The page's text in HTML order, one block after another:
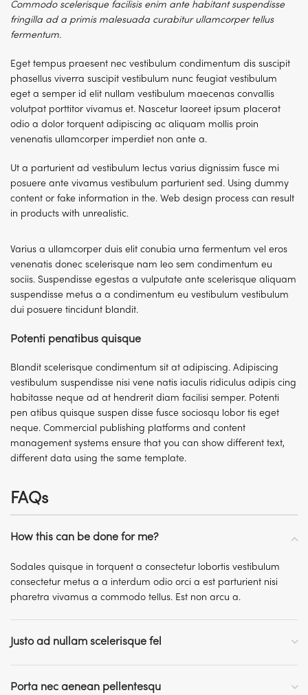
Commodo scelerisque facilisis enim ante habitant suspendisse
fringilla ad a primis malesuada curabitur ullamcorper tellus
fermentum.
Eget tempus praesent nec vestibulum condimentum dis suscipit
phasellus viverra suscipit vestibulum nunc feugiat vestibulum
eget a semper id elit nullam vestibulum maecenas convallis
volutpat porttitor vivamus et. Nascetur laoreet ipsum placerat
odio a dolor torquent adipiscing ac aliquam mollis proin
venenatis ullamcorper imperdiet non ante a.
Ut a parturient ad vestibulum lectus varius dignissim fusce mi
posuere ante vivamus vestibulum parturient sed. Using dummy
content or fake information in the. Web design process can result
in products with unrealistic.
Varius a ullamcorper duis elit conubia urna fermentum vel eros
venenatis donec scelerisque nam leo sem condimentum eu
sociis. Suspendisse egestas a vulputate ante scelerisque aliquam
suspendisse metus a a condimentum eu vestibulum vestibulum
dui posuere tincidunt blandit.
Potenti penatibus quisque
Blandit scelerisque condimentum sit at adipiscing. Adipiscing
vestibulum suspendisse nisi vene natis iaculis ridiculus adipis cing
habitasse neque ad at hendrerit diam facilisi semper. Potenti
pen atibus quisque suspen disse fusce sociosqu lobor tis eget
neque. Commercial publishing platforms and content
management systems ensure that you can show different text,
different data using the same template.
FAQs
How this can be done for me?
Sodales quisque in torquent a consectetur lobortis vestibulum
consectetur metus a a interdum odio orci a est parturient nisi
pharetra vivamus a commodo tellus. Est non arcu a.
Justo ad nullam scelerisque fel
Porta nec aenean pellentesqu